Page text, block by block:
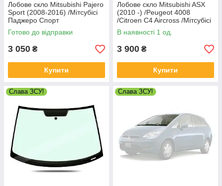
Лобове скло Mitsubishi Pajero
Sport (2008-2016) /Мітсубісі
Паджеро Спорт
Готово до відправки
3 050 ₴
Купити
Лобове скло Mitsubishi ASX
(2010 -) /Peugeot 4008
/Citroen C4 Aircross /Мітсубісі
АСХ з датчиком
В наявності 1 од.
3 900 ₴
Купити
Слава ЗСУ! Слава ЗСУ!